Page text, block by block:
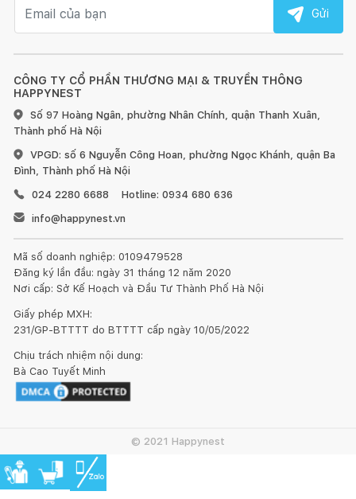
Loại
Sản
Phẩm
Gỗ sồi
Gỗ cao su
Giường
Toàn bộ
vai, nan đầu
CÔNG TY CỔ PHẦN THƯƠNG MẠI & TRUYỀN THÔNG
HAPPYNEST
Số 97 Hoàng Ngân, phường Nhân Chính, quận Thanh Xuân,
Thành phố Hà Nội
VPGD: số 6 Nguyễn Công Hoan, phường Ngọc Khánh, quận Ba
Đình, Thành phố Hà Nội
024 2280 6688
Hotline: 0934 680 636
info@happynest.vn
Mã số doanh nghiệp: 0109479528
Đăng ký lần đầu: ngày 31 tháng 12 năm 2020
Nơi cấp: Sở Kế Hoạch và Đầu Tư Thành Phố Hà Nội
Giấy phép MXH:
231/GP-BTTTT do BTTTT cấp ngày 10/05/2022
Chịu trách nhiệm nội dung:
Bà Cao Tuyết Minh
Gửi
© 2021 Happynest